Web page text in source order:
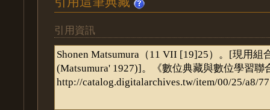
引用資訊